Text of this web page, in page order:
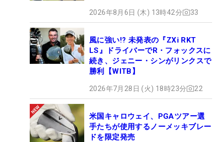
2026年8月6日 (木) 13時42分 33
風に強い!? 未発表の『ZXi RKT
LS』ドライバーでR・フォックスに
続き、ジェニー・シンがリンクスで
勝利【WITB】
2026年7月28日 (火) 18時23分 22
米国キャロウェイ、PGAツアー選
手たちが使用するノーメッキブレー
ドを限定発売